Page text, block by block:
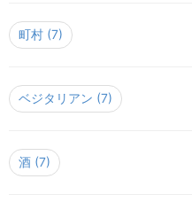
町村 (7)
ベジタリアン (7)
酒 (7)